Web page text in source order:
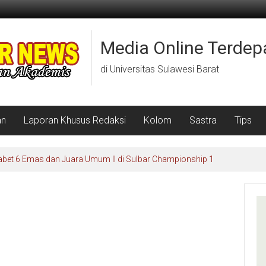
Media Online
di Universitas Sulawesi Barat
Laporan Khusus Redaksi Kolom Sastra Tips
6 Emas dan Juara Umum II di Sulbar Championship 1